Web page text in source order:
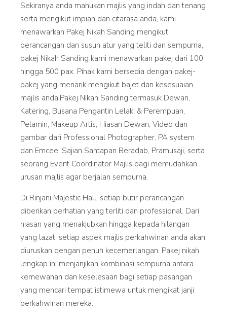
Sekiranya anda mahukan majlis yang indah dan tenang
serta mengikut impian dan citarasa anda, kami
menawarkan Pakej Nikah Sanding mengikut
perancangan dan susun atur yang teliti dan sempurna,
pakej Nikah Sanding kami menawarkan pakej dari 100
hingga 500 pax. Pihak kami bersedia dengan pakej-
pakej yang menarik mengikut bajet dan kesesuaian
majlis anda.Pakej Nikah Sanding termasuk Dewan,
Katering, Busana Pengantin Lelaki & Perempuan,
Pelamin, Makeup Artis, Hiasan Dewan, Video dan
gambar dari Professional Photographer, PA system
dan Emcee, Sajian Santapan Beradab, Pramusaji, serta
seorang Event Coordinator Majlis bagi memudahkan
urusan majlis agar berjalan sempurna.
Di Rinjani Majestic Hall, setiap butir perancangan
diberikan perhatian yang terliti dan professional. Dari
hiasan yang menakjubkan hingga kepada hilangan
yang lazat, setiap aspek majlis perkahwinan anda akan
diuruskan dengan penuh kecemerlangan. Pakej nikah
lengkap ini menjanjikan kombinasi sempurna antara
kemewahan dan keselesaan bagi setiap pasangan
yang mencari tempat istimewa untuk mengikat janji
perkahwinan mereka.